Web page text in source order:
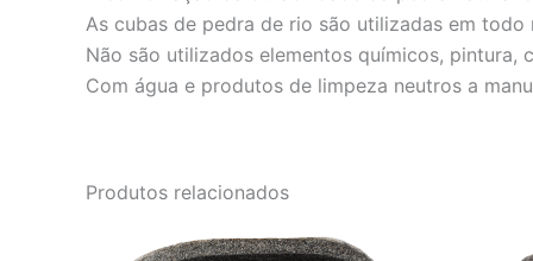
As cubas de pedra de rio são utilizadas em
Não são utilizados elementos químicos, pintura,
Com água e produtos de limpeza neutros a
Produtos relacionados
preço
preço